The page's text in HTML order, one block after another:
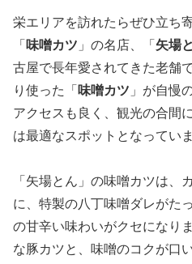
栄エリアを訪れたらぜひ立ち
「 味噌カツ 」の名店、「 矢場
古屋で長年愛されてきた老舗
り使った「 味噌カツ 」が自慢
アクセスも良く、観光の合間
は最適なスポットとなっていま
「矢場とん」の味噌カツは、
に、特製の八丁味噌ダレがた
の甘辛い味わいがクセになり
な豚カツと、味噌のコクが口